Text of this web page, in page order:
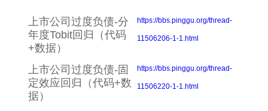
上市公司过度负债-分
年度Tobit回归（代码
+数据）
https://bbs.pinggu.org/thread-
11506206-1-1.html
上市公司过度负债-固
定效应回归（代码+数
据）
https://bbs.pinggu.org/thread-
11506220-1-1.html